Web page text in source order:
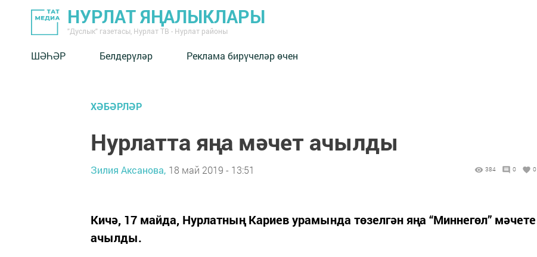
НУРЛАТ ЯҢАЛЫКЛАРЫ
"Дуслык" газетасы, Нурлат ТВ - Нурлат районы
ШӘҺӘР Белдерүләр Реклама бирүчеләр өчен
ХӘБӘРЛӘР
Нурлатта яңа мәчет ачылды
Зилия Аксанова, 18 май 2019 - 13:51 384 0 0
Кичә, 17 майда, Нурлатның Кариев урамында төзелгән яңа “Миннегөл” мәчете
ачылды.